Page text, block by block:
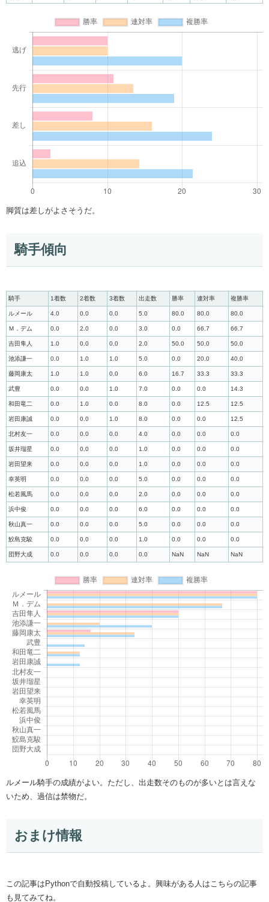
脚質は差しがよさそうだ。
騎手傾向
騎手 1着数 2着数 3着数 出走数 勝率 連対率 複勝率
ルメール 4.0 0.0 0.0 5.0 80.0 80.0 80.0
Ｍ．デム 0.0 2.0 0.0 3.0 0.0 66.7 66.7
吉田隼人 1.0 0.0 0.0 2.0 50.0 50.0 50.0
池添謙一 0.0 1.0 1.0 5.0 0.0 20.0 40.0
藤岡康太 1.0 1.0 0.0 6.0 16.7 33.3 33.3
武豊 0.0 0.0 1.0 7.0 0.0 0.0 14.3
和田竜二 0.0 1.0 0.0 8.0 0.0 12.5 12.5
岩田康誠 0.0 0.0 1.0 8.0 0.0 0.0 12.5
北村友一 0.0 0.0 0.0 4.0 0.0 0.0 0.0
坂井瑠星 0.0 0.0 0.0 1.0 0.0 0.0 0.0
岩田望来 0.0 0.0 0.0 1.0 0.0 0.0 0.0
幸英明 0.0 0.0 0.0 5.0 0.0 0.0 0.0
松若風馬 0.0 0.0 0.0 2.0 0.0 0.0 0.0
浜中俊 0.0 0.0 0.0 6.0 0.0 0.0 0.0
秋山真一 0.0 0.0 0.0 5.0 0.0 0.0 0.0
鮫島克駿 0.0 0.0 0.0 1.0 0.0 0.0 0.0
団野大成 0.0 0.0 0.0 0.0 NaN NaN NaN
ルメール騎手の成績がよい。ただし、出走数そのものが多いとは言えな
いため、過信は禁物だ。
おまけ情報
この記事はPythonで自動投稿しているよ。興味がある人はこちらの記事
も見てみてね。